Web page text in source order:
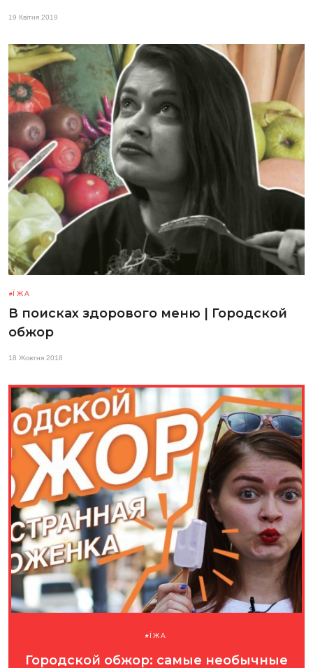
19 Квітня 2019
ЇЖА
В поисках здорового меню | Городской
обжор
18 Жовтня 2018
ЇЖА
Городской обжор: самые необычные